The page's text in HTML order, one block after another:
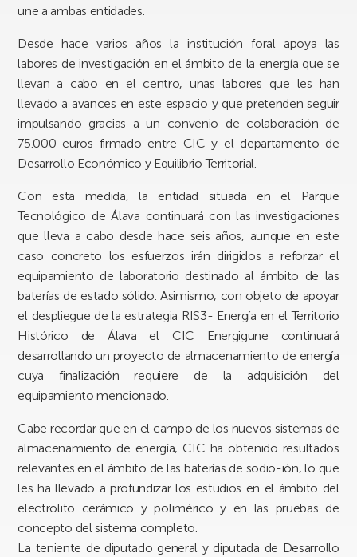
une a ambas entidades.
Desde hace varios años la institución foral apoya las
labores de investigación en el ámbito de la energía que se
llevan a cabo en el centro, unas labores que les han
llevado a avances en este espacio y que pretenden seguir
impulsando gracias a un convenio de colaboración de
75.000 euros firmado entre CIC y el departamento de
Desarrollo Económico y Equilibrio Territorial.
Con esta medida, la entidad situada en el Parque
Tecnológico de Álava continuará con las investigaciones
que lleva a cabo desde hace seis años, aunque en este
caso concreto los esfuerzos irán dirigidos a reforzar el
equipamiento de laboratorio destinado al ámbito de las
baterías de estado sólido. Asimismo, con objeto de apoyar
el despliegue de la estrategia RIS3- Energía en el Territorio
Histórico de Álava el CIC Energigune continuará
desarrollando un proyecto de almacenamiento de energía
cuya finalización requiere de la adquisición del
equipamiento mencionado.
Cabe recordar que en el campo de los nuevos sistemas de
almacenamiento de energía, CIC ha obtenido resultados
relevantes en el ámbito de las baterías de sodio-ión, lo que
les ha llevado a profundizar los estudios en el ámbito del
electrolito cerámico y polimérico y en las pruebas de
concepto del sistema completo.
La teniente de diputado general y diputada de Desarrollo